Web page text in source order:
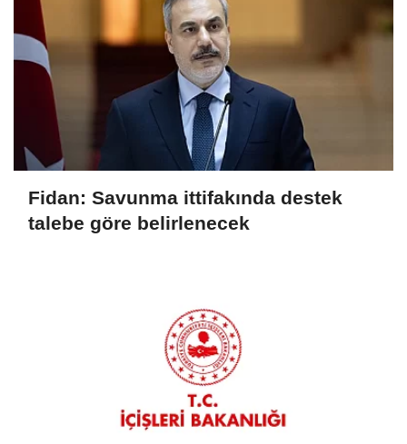
Fidan: Savunma ittifakında destek
talebe göre belirlenecek